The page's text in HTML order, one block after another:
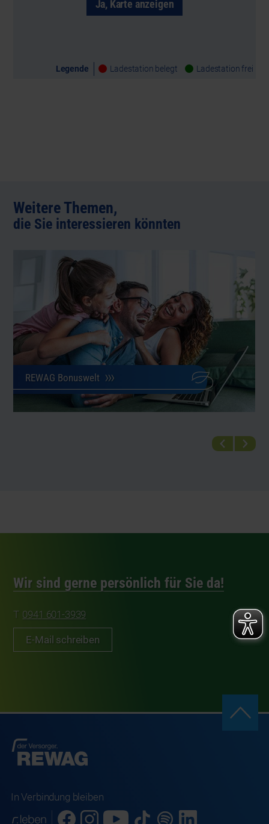
Ja, Karte anzeigen
Legende Ladestation belegt Ladestation frei
Weitere Themen,
die Sie interessieren könnten
REWAG Bonuswelt
Wir sind gerne persönlich für Sie da!
0941 601-3939
E-Mail schreiben
In Verbindung bleiben